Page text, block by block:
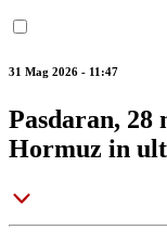
31 Mag 2026 - 11:47
Pasdaran, 28
Hormuz in